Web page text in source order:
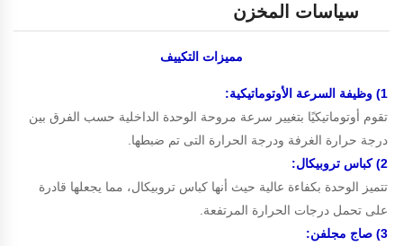
سياسات المخزن
مميزات التكييف
1) وظيفة السرعة الأوتوماتيكية:
تقوم أوتوماتيكيًا بتغيير سرعة مروحة الوحدة الداخلية حسب الفرق بين
درجة حرارة الغرفة ودرجة الحرارة التى تم ضبطها.
2) كباس تروبيكال:
تتميز الوحدة بكفاءة عالية حيث أنها كباس تروبيكال، مما يجعلها قادرة
على تحمل درجات الحرارة المرتفعة.
3) صاج مجلفن: